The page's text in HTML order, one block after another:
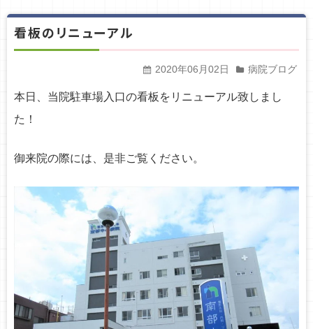
看板のリニューアル
2020年06月02日 病院ブログ
本日、当院駐車場入口の看板をリニューアル致しまし
た！
御来院の際には、是非ご覧ください。
i
g
n